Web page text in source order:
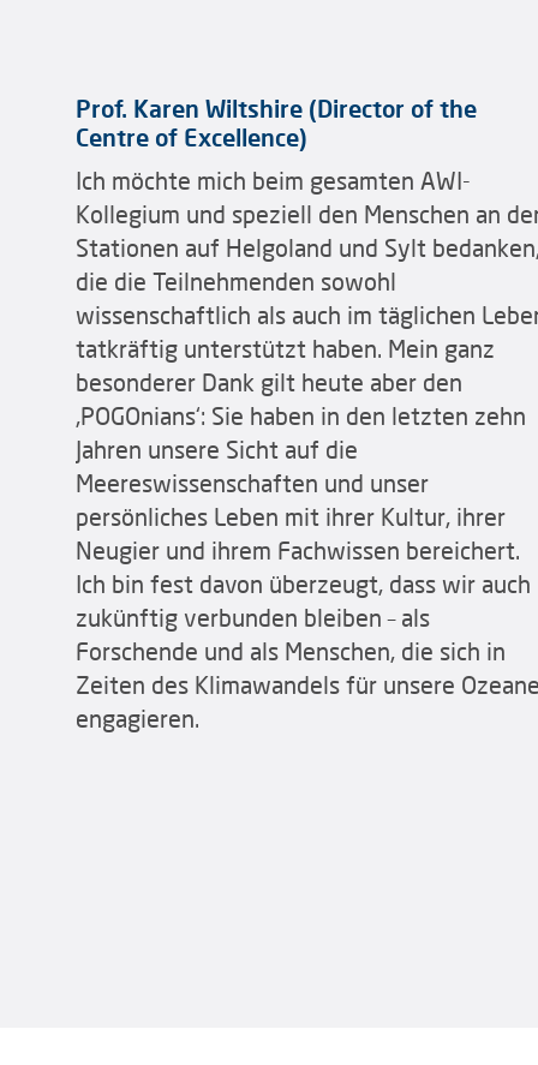
Prof. Karen Wiltshire (Director of the
Centre of Excellence)
Ich möchte mich beim gesamten AWI-
Kollegium und speziell den Menschen an
Stationen auf Helgoland und Sylt
die die Teilnehmenden sowohl
wissenschaftlich als auch im täglichen
tatkräftig unterstützt haben. Mein ganz
besonderer Dank gilt heute aber den
‚POGOnians‘: Sie haben in den letzten zehn
Jahren unsere Sicht auf die
Meereswissenschaften und unser
persönliches Leben mit ihrer Kultur, ihrer
Neugier und ihrem Fachwissen bereichert.
Ich bin fest davon überzeugt, dass wir auch
zukünftig verbunden bleiben – als
Forschende und als Menschen, die sich in
Zeiten des Klimawandels für unsere Ozeane
engagieren.